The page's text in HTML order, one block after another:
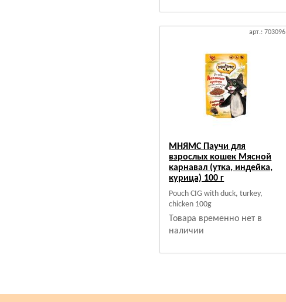
арт.: 703096
МНЯМС Паучи для
взрослых кошек Мясной
карнавал (утка, индейка,
курица) 100 г
Pouch CIG with duck, turkey,
chicken 100g
Товара временно нет в
наличии